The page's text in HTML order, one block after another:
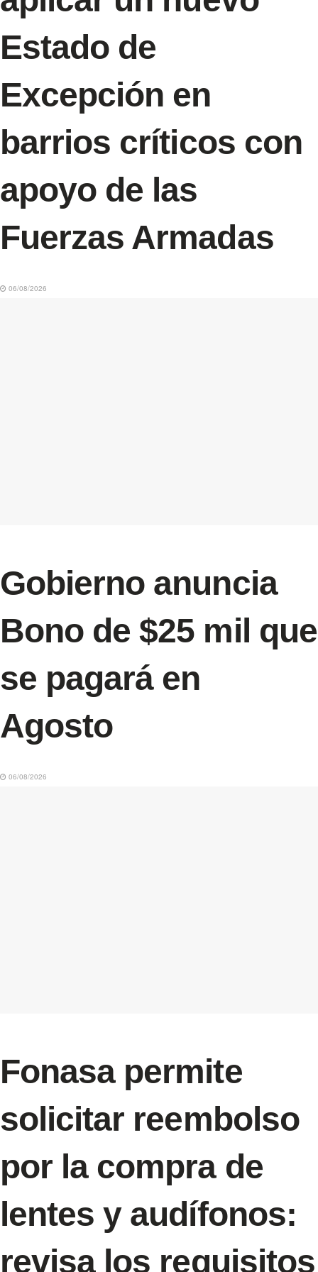
Estado de
Excepción en
barrios críticos con
apoyo de las
Fuerzas Armadas
06/08/2026
Gobierno anuncia
Bono de $25 mil que
se pagará en
Agosto
06/08/2026
Fonasa permite
solicitar reembolso
por la compra de
lentes y audífonos:
revisa los requisitos